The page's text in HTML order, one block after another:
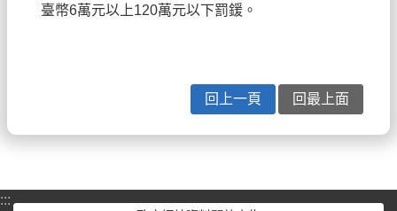
臺幣6萬元以上120萬元以下罰鍰。
回上一頁 回最上面
:::